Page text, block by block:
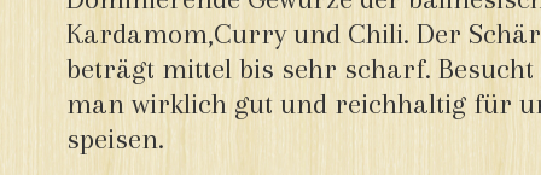
Kardamom,Curry und Chili. Der
beträgt mittel bis sehr scharf.
man wirklich gut und reichhaltig für
speisen.